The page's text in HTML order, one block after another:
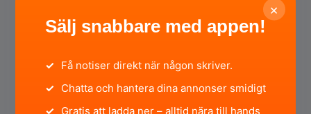
×
Sälj snabbare med appen!
✓ Få notiser direkt när någon skriver.
✓ Chatta och hantera dina annonser smidigt
✓ Gratis att ladda ner – alltid nära till hands